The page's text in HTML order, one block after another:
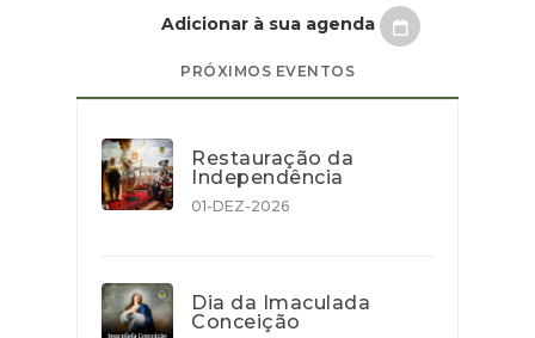
Adicionar à sua agenda
PRÓXIMOS EVENTOS
Restauração da
Independência
01-DEZ-2026
Dia da Imaculada
Conceição